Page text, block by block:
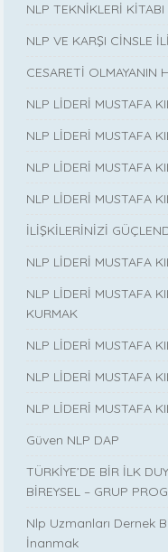
NLP TEKNİKLERİ KİTABI
NLP VE KARŞI CİNSLE
CESARETİ OLMAYANIN
NLP LİDERİ MUSTAFA
NLP LİDERİ MUSTAFA
NLP LİDERİ MUSTAFA
NLP LİDERİ MUSTAFA
İLİŞKİLERİNİZİ
NLP LİDERİ MUSTAFA
NLP LİDERİ MUSTAFA
KURMAK
NLP LİDERİ MUSTAFA
NLP LİDERİ MUSTAFA
NLP LİDERİ MUSTAFA
Güven NLP DAP
TÜRKİYE’DE BİR İLK
BİREYSEL – GRUP
Nlp Uzmanları Dernek
İnanmak